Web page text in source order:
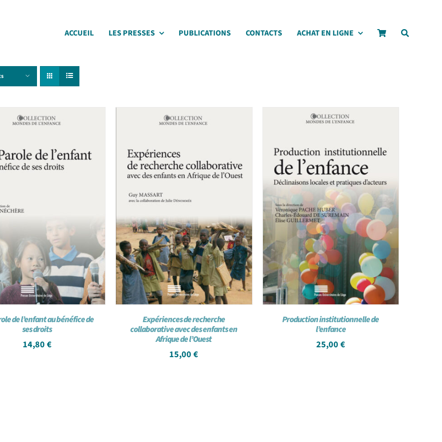
ACCUEIL LES PRESSES PUBLICATIONS CONTACTS ACHAT EN LIGNE
de l’enfant au bénéfice de
ses droits
14,80 €
Expériences de recherche
collaborative avec des enfants en
Afrique de l’Ouest
15,00€
Production institutionnelle de
l’enfance
25,00 €